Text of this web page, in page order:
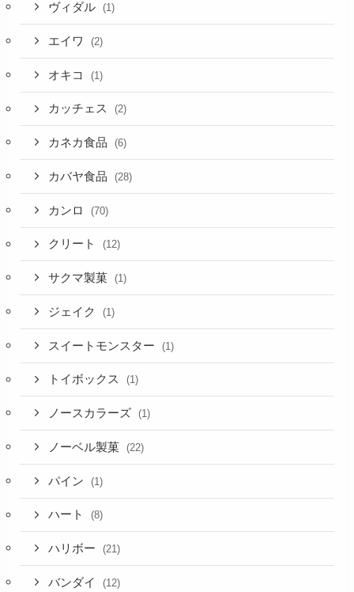
ヴィダル (1)
エイワ (2)
オキコ (1)
カッチェス (2)
カネカ食品 (6)
カバヤ食品 (28)
カンロ (70)
クリート (12)
サクマ製菓 (1)
ジェイク (1)
スイートモンスター (1)
トイボックス (1)
ノースカラーズ (1)
ノーベル製菓 (22)
パイン (1)
ハート (8)
ハリボー (21)
バンダイ (12)